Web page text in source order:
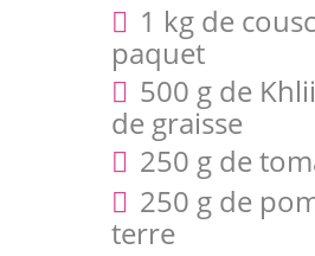
1 kg de
paquet
500 g de
de graisse
250 g de
250 g de
terre